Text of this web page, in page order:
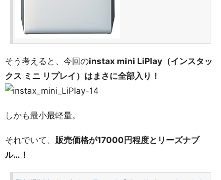
そう考えると、今回のinstax mini LiPlay（インスタッ
クス ミニ リプレイ）はまさに全部入り！
しかも最小最軽量。
それでいて、 販売価格が17000円程度とリーズナブ
ル…！